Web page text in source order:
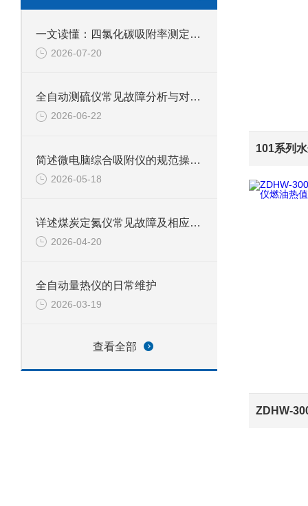
一文读懂：四氯化碳吸附率测定仪的正确使用方法与避坑技巧
2026-07-20
全自动测硫仪常见故障分析与对应解决策略分享
2026-06-22
简述微电脑综合吸附仪的规范操作流程
2026-05-18
详述煤炭定氮仪常见故障及相应解决措施
2026-04-20
全自动量热仪的日常维护
2026-03-19
查看全部